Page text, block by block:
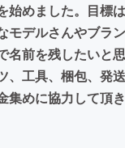
始めました。目標
モデルさんやブラン
名前を残したいと
、工具、梱包、発
集めに協力して頂